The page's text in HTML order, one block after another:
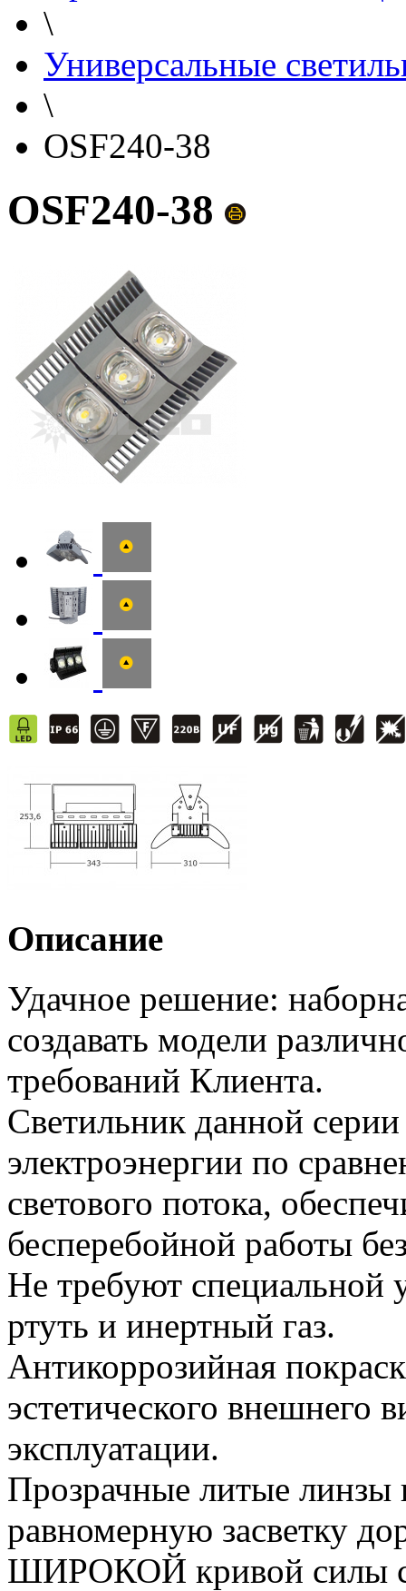
\
Универсальные
\
OSF240-38
OSF240-38
Описание
Удачное решение:
создавать модели
требований Клиента.
Светильник данной
электроэнергии по
светового потока,
бесперебойной работы
Не требуют специальной
ртуть и инертный газ.
Антикоррозийная
эстетического внешнего
эксплуатации.
Прозрачные литые линзы
равномерную засветку
ШИРОКОЙ кривой силы